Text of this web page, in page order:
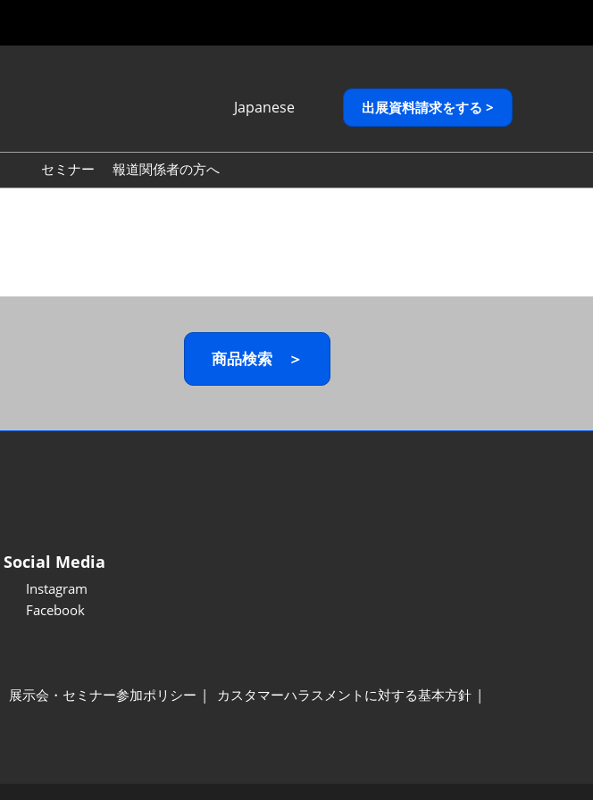
Japanese
English
繁體中文
出展資料請求をする >
セミナー 報道関係者の方へ
商品検索 ＞
Social Media
Instagram
Facebook
展示会・セミナー参加ポリシー
カスタマーハラスメントに対する基本方針